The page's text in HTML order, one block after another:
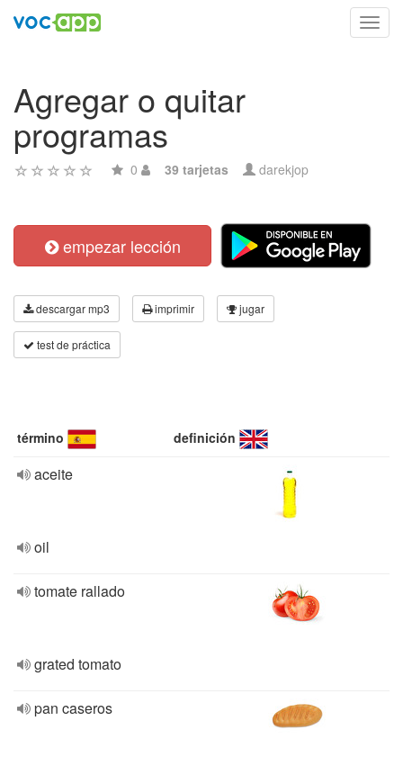
Agregar o quitar
programas
0 39 tarjetas darekjop
empezar lección
descargar mp3 imprimir jugar
test de práctica
término definición
aceite
oil
tomate rallado
grated tomato
pan caseros